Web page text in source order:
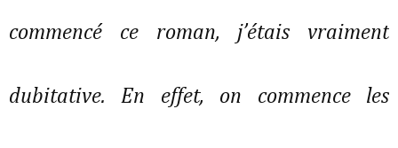
commencé ce roman, j’étais vraiment
dubitative. En effet, on commence les